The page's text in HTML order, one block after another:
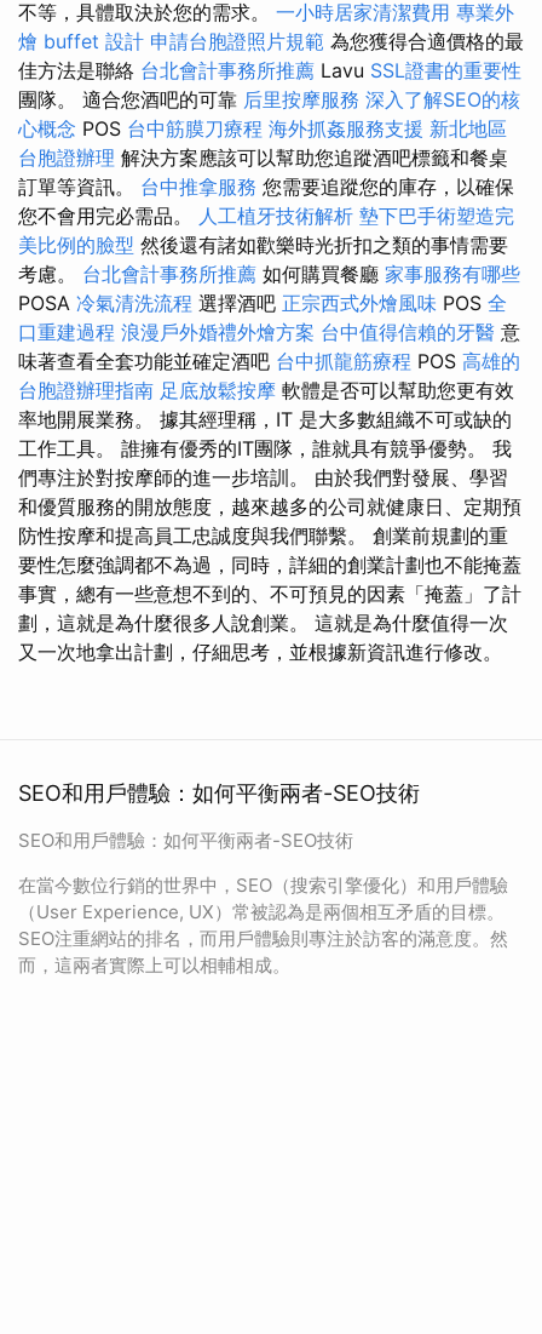
不等，具體取決於您的需求。 一小時居家清潔費用 專業外
燴 buffet 設計 申請台胞證照片規範 為您獲得合適價格的最
佳方法是聯絡 台北會計事務所推薦 Lavu SSL證書的重要性
團隊。 適合您酒吧的可靠 后里按摩服務 深入了解SEO的核
心概念 POS 台中筋膜刀療程 海外抓姦服務支援 新北地區
台胞證辦理 解決方案應該可以幫助您追蹤酒吧標籤和餐桌
訂單等資訊。 台中推拿服務 您需要追蹤您的庫存，以確保
您不會用完必需品。 人工植牙技術解析 墊下巴手術塑造完
美比例的臉型 然後還有諸如歡樂時光折扣之類的事情需要
考慮。 台北會計事務所推薦 如何購買餐廳 家事服務有哪些
POSA 冷氣清洗流程 選擇酒吧 正宗西式外燴風味 POS 全
口重建過程 浪漫戶外婚禮外燴方案 台中值得信賴的牙醫 意
味著查看全套功能並確定酒吧 台中抓龍筋療程 POS 高雄的
台胞證辦理指南 足底放鬆按摩 軟體是否可以幫助您更有效
率地開展業務。 據其經理稱，IT 是大多數組織不可或缺的
工作工具。 誰擁有優秀的IT團隊，誰就具有競爭優勢。 我
們專注於對按摩師的進一步培訓。 由於我們對發展、學習
和優質服務的開放態度，越來越多的公司就健康日、定期預
防性按摩和提高員工忠誠度與我們聯繫。 創業前規劃的重
要性怎麼強調都不為過，同時，詳細的創業計劃也不能掩蓋
事實，總有一些意想不到的、不可預見的因素「掩蓋」了計
劃，這就是為什麼很多人說創業。 這就是為什麼值得一次
又一次地拿出計劃，仔細思考，並根據新資訊進行修改。
SEO和用戶體驗：如何平衡兩者-SEO技術
SEO和用戶體驗：如何平衡兩者-SEO技術
在當今數位行銷的世界中，SEO（搜索引擎優化）和用戶體驗
（User Experience, UX）常被認為是兩個相互矛盾的目標。
SEO注重網站的排名，而用戶體驗則專注於訪客的滿意度。然
而，這兩者實際上可以相輔相成。